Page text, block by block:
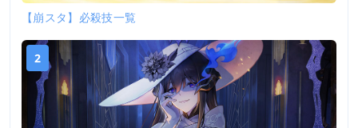
【崩スタ】必殺技一覧
2